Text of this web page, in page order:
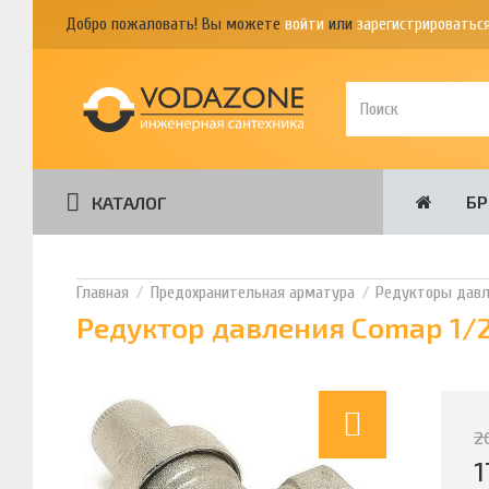
Добро пожаловать! Вы можете войти или
КАТАЛОГ
Предохранительная арматура Редукторы
Редуктор давления Comap